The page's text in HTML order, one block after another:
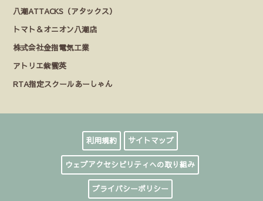
八潮ATTACKS（アタックス）
トマト＆オニオン八潮店
株式会社金指電気工業
アトリエ紫雲英
RTA指定スクールあーしゃん
利用規約 サイトマップ
ウェブアクセシビリティへの取り組み
プライバシーポリシー